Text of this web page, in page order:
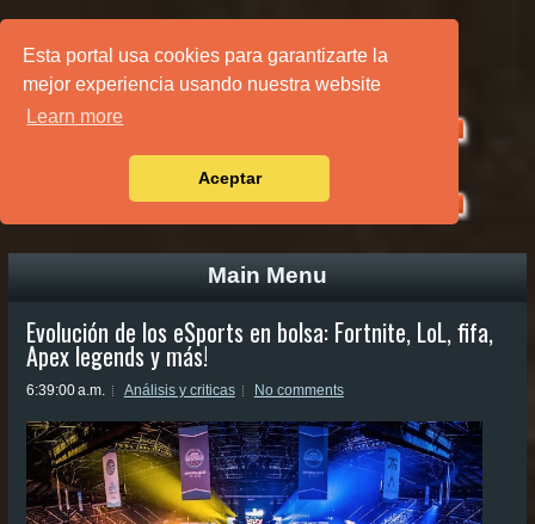
Esta portal usa cookies para garantizarte la
mejor experiencia usando nuestra website
Learn more
Aceptar
PÁGINA PRINCIPAL
Main Menu
Evolución de los eSports en bolsa: Fortnite, LoL, fifa,
Apex legends y más!
6:39:00 a.m. Análisis y criticas No comments